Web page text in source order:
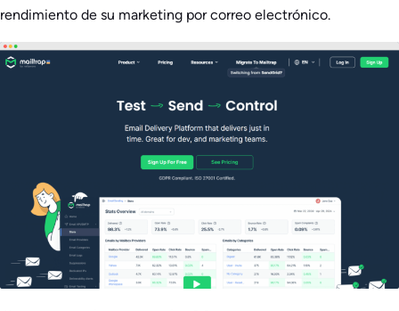
rendimiento de su marketing por correo electrónico.